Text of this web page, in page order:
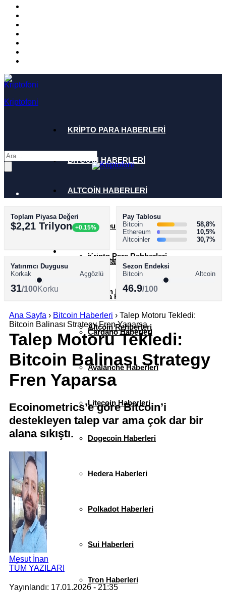
Kriptofoni
KRİPTO PARA HABERLERİ
BİTCOİN HABERLERİ
ALTCOİN HABERLERİ
Ethereum Haberleri
XRP Haberleri
Solana Haberleri
Cardano Haberleri
Avalanche Haberleri
Litecoin Haberleri
Dogecoin Haberleri
Hedera Haberleri
Polkadot Haberleri
Sui Haberleri
Tron Haberleri
AKADEMİ
Kripto Para Rehberleri
Bitcoin Rehberleri
Altcoin Rehberleri
Toplam Piyasa Değeri
$2,21 Trilyon +0.15%
Pay Tablosu
Bitcoin
58,8%
Ethereum
10,5%
Altcoinler
30,7%
Yatırımcı Duygusu
Korkak
Açgözlü
31/100Korku
Sezon Endeksi
Bitcoin
Altcoin
46.9/100
Ana Sayfa › Bitcoin Haberleri › Talep Motoru Tekledi:
Bitcoin Balinası Strategy Fren Yaparsa
Talep Motoru Tekledi:
Bitcoin Balinası Strategy
Fren Yaparsa
Ecoinometrics’e göre Bitcoin’i
destekleyen talep var ama çok dar bir
alana sıkıştı.
Mesut İnan
TÜM YAZILARI
Yayınlandı: 17.01.2026 - 21:35